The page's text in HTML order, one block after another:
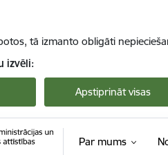
tā izmanto obligāti
izvēli:
Apstiprināt visas
Par mums